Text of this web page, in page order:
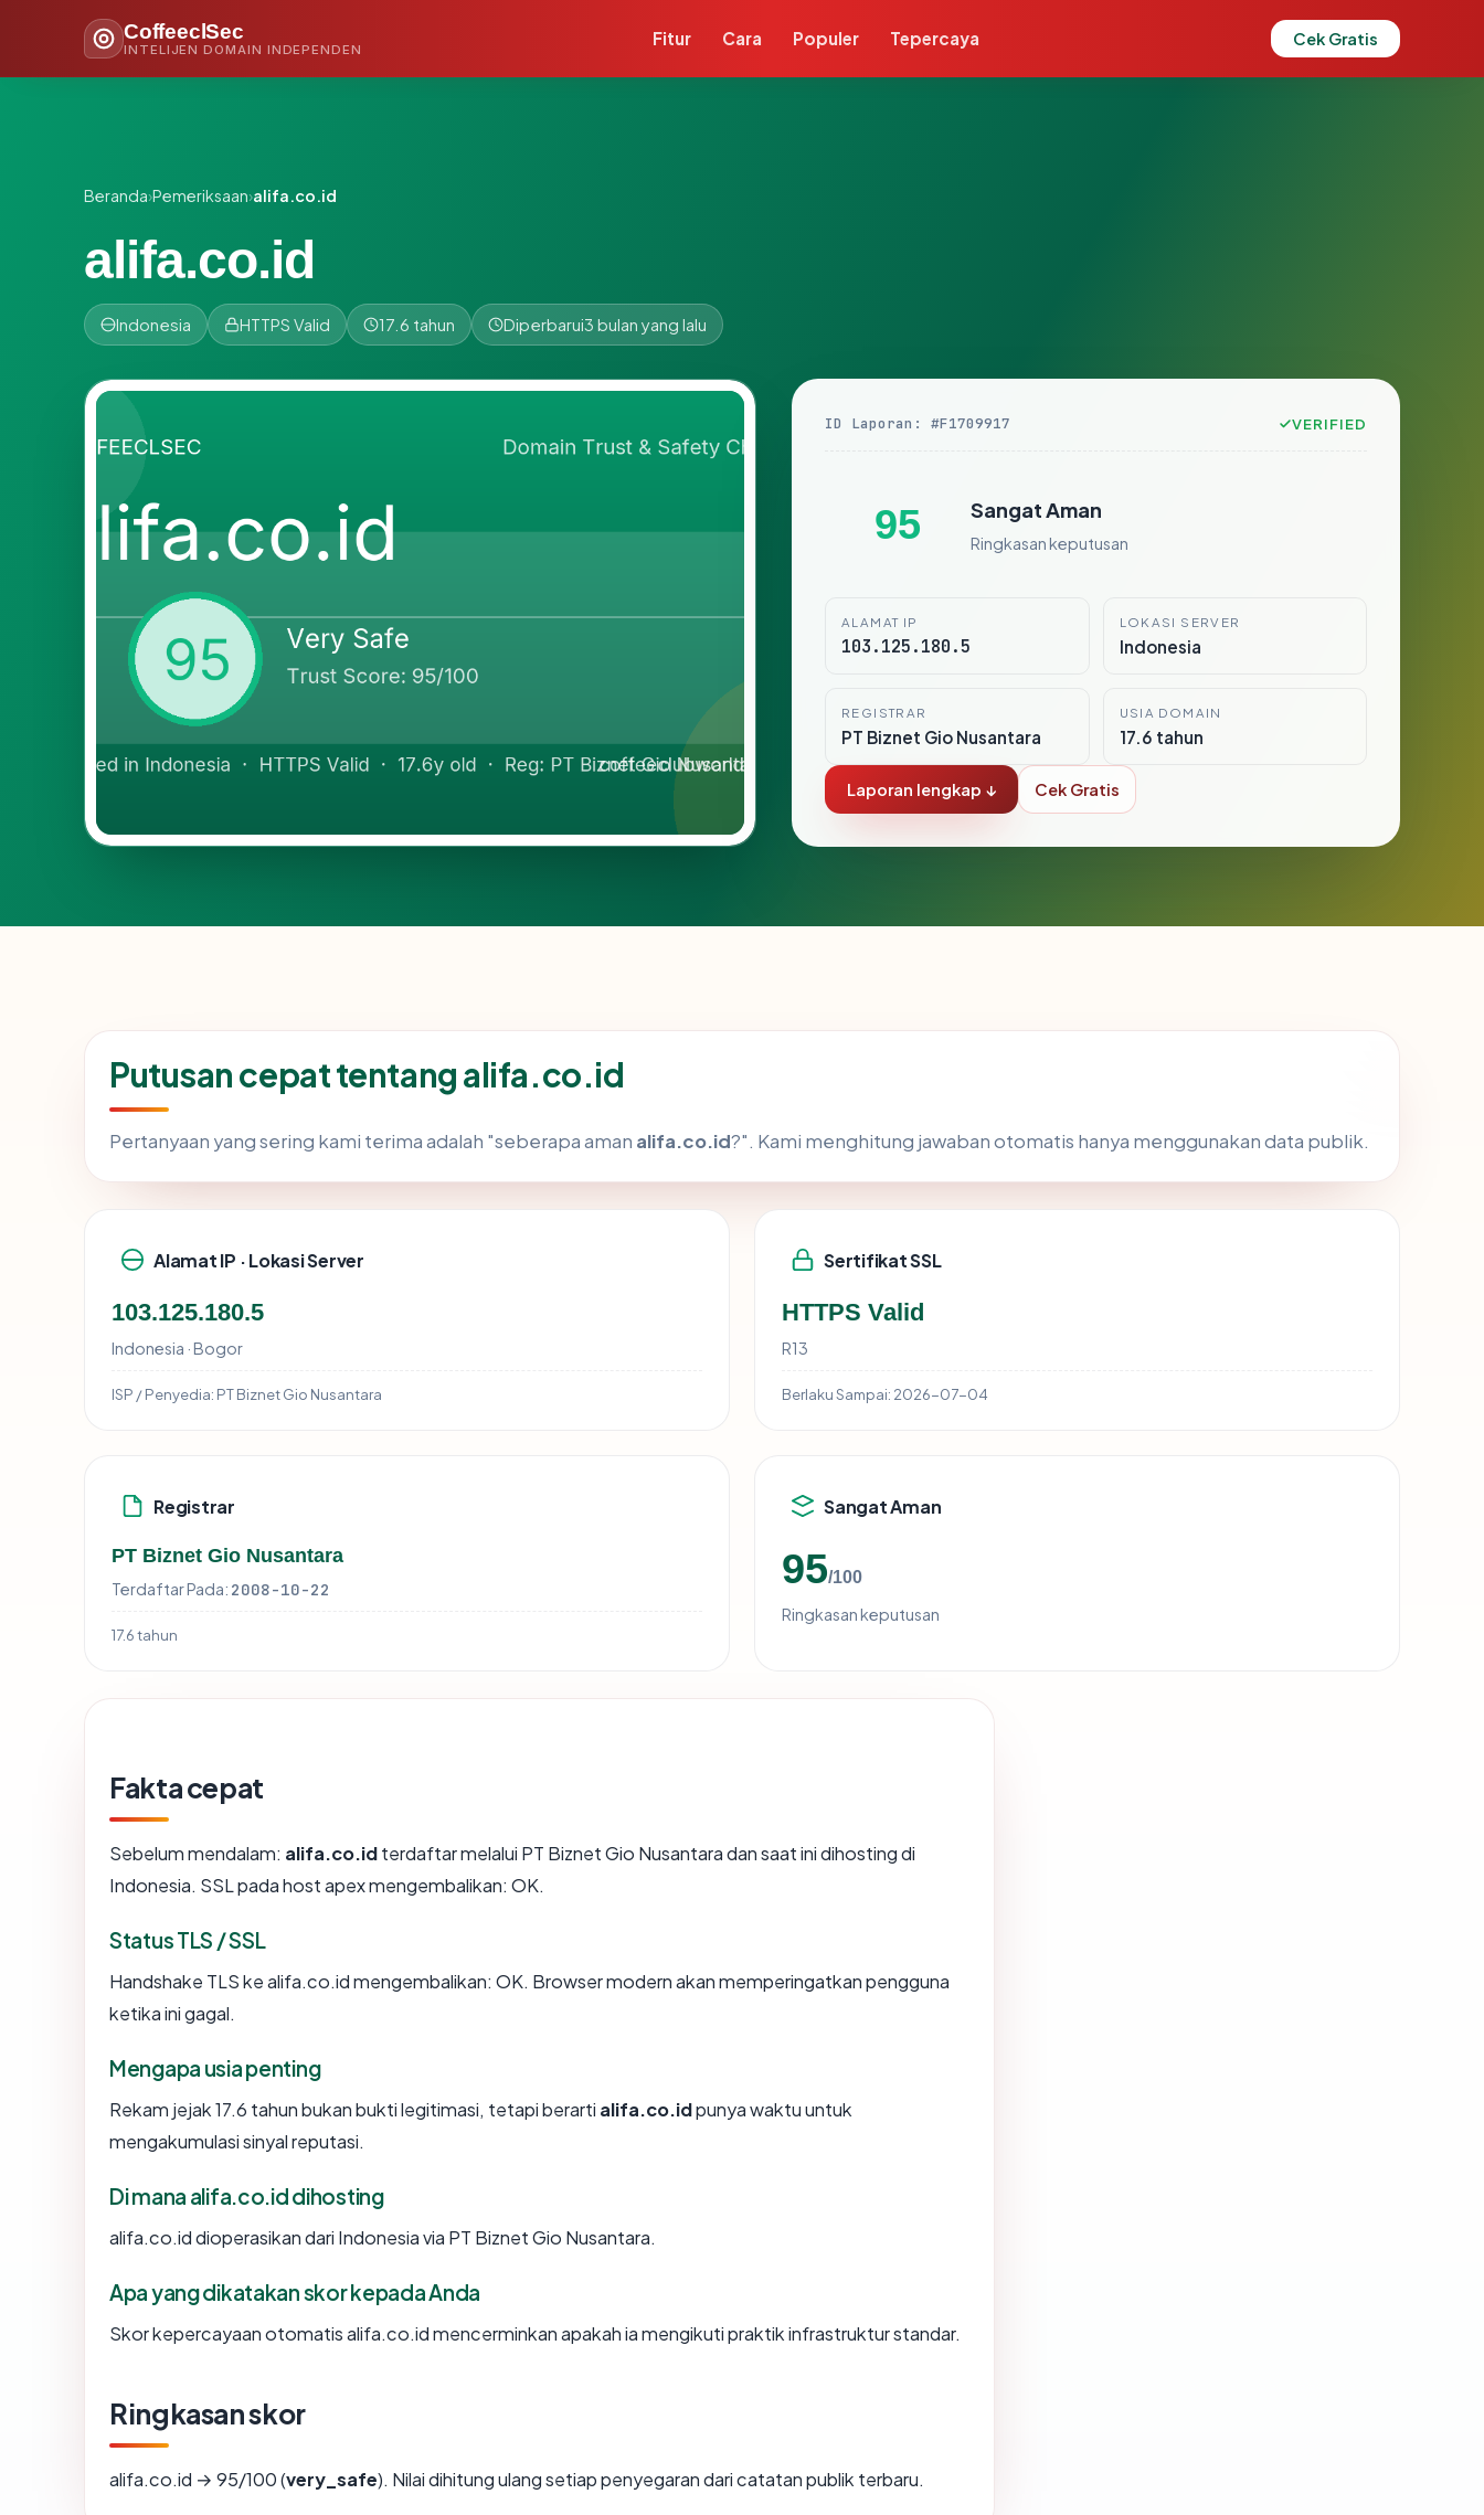
CoffeeclSec
INTELIJEN DOMAIN INDEPENDEN
Fitur Cara Populer Tepercaya Cek Gratis
Beranda›Pemeriksaan›alifa.co.id
alifa.co.id
Indonesia HTTPS Valid 17.6 tahun Diperbarui3 bulan yang lalu
ID Laporan: #F1709917 VERIFIED
95 Sangat Aman
Ringkasan keputusan
ALAMAT IP
103.125.180.5
LOKASI SERVER
Indonesia
REGISTRAR
PT Biznet Gio Nusantara
USIA DOMAIN
17.6 tahun
Laporan lengkap ↓ Cek Gratis
Putusan cepat tentang alifa.co.id
Pertanyaan yang sering kami terima adalah "seberapa aman alifa.co.id?". Kami menghitung jawaban otomatis hanya menggunakan data publik.
Alamat IP · Lokasi Server
103.125.180.5
Indonesia · Bogor
ISP / Penyedia: PT Biznet Gio Nusantara
Sertifikat SSL
HTTPS Valid
R13
Berlaku Sampai: 2026-07-04
Registrar
PT Biznet Gio Nusantara
Terdaftar Pada: 2008-10-22
17.6 tahun
Sangat Aman
95/100
Ringkasan keputusan
Fakta cepat
Sebelum mendalam: alifa.co.idterdaftar melalui PT Biznet Gio Nusantara dan saat ini dihosting di
Indonesia. SSL pada host apex mengembalikan: OK.
Status TLS / SSL
Handshake TLS ke alifa.co.id mengembalikan: OK. Browser modern akan memperingatkan pengguna
ketika ini gagal.
Mengapa usia penting
Rekam jejak 17.6 tahun bukan bukti legitimasi, tetapi berarti alifa.co.idpunya waktu untuk
mengakumulasi sinyal reputasi.
Di mana alifa.co.id dihosting
alifa.co.id dioperasikan dari Indonesia via PT Biznet Gio Nusantara.
Apa yang dikatakan skor kepada Anda
Skor kepercayaan otomatis alifa.co.id mencerminkan apakah ia mengikuti praktik infrastruktur standar.
Ringkasan skor
alifa.co.id → 95/100 (very_safe). Nilai dihitung ulang setiap penyegaran dari catatan publik terbaru.